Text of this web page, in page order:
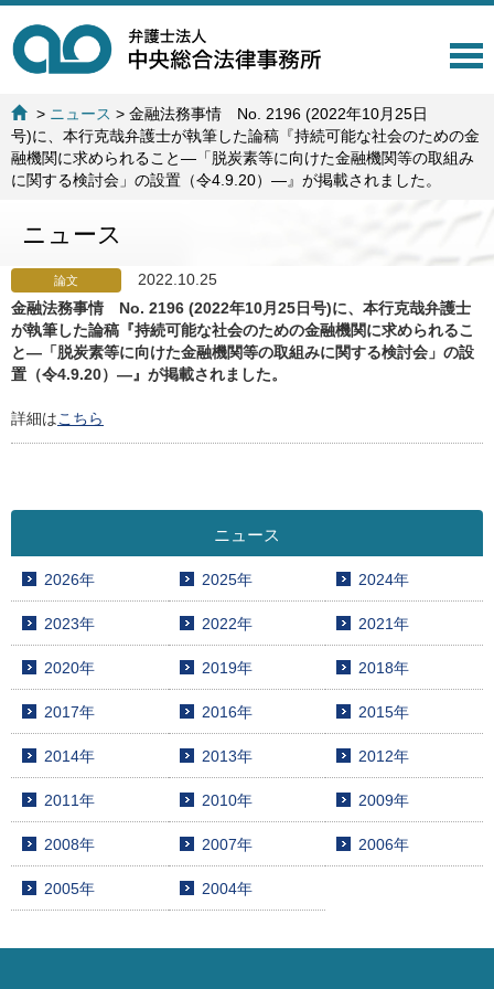
T
l
e
t
i
o
> ニュース >金融法務事情 No. 2196 (2022年10月25日
号)に、本行克哉弁護士が執筆した論稿『持続可能な社会のための金
融機関に求められること―「脱炭素等に向けた金融機関等の取組み
に関する検討会」の設置（令4.9.20）—』が掲載されました。
ニュース
論文
2022.10.25
金融法務事情 No. 2196 (2022年10月25日号)に、本行克哉弁護士
が執筆した論稿『持続可能な社会のための金融機関に求められるこ
と―「脱炭素等に向けた金融機関等の取組みに関する検討会」の設
置（令4.9.20）—』が掲載されました。
詳細はこちら
ニュース
2026年 2025年 2024年
2023年 2022年 2021年
2020年 2019年 2018年
2017年 2016年 2015年
2014年 2013年 2012年
2011年 2010年 2009年
2008年 2007年 2006年
2005年 2004年